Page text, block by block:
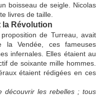
un boisseau de seigle. Nicolas
livres de taille.
la Révolution
de Turreau, avait
la Vendée, ces fameuses
infernales. Elles étaient au
de soixante mille hommes.
étaient rédigées en ces
découvrir les rebelles ; tous